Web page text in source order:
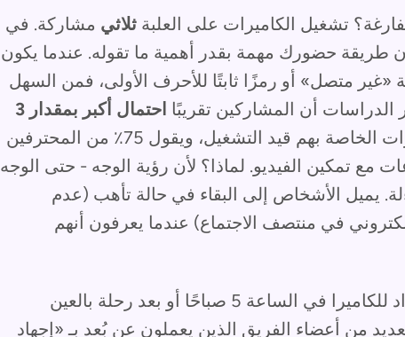
تشغيل الكاميرات على العلبة ثلاثي مشاركة. في
طريقة حضورك مهمة بقدر أهمية ما تقوله. عندما يكون
متصل» أو رمزًا ثابتًا للأحرف الأولى، فمن السهل
الدراسات أن المشاركين تقريبًا
احتمال أكبر بمقدار 3
للتحدث عندما تكون الكاميرات الخاصة بهم قيد التشغيل، ويقول 75٪ من المحترفين
مع تمكين الفيديو. لماذا؟ لأن رؤية الوجه - حتى الوجه
يميل الأشخاص إلى البقاء في حالة تأهب (عدم
في منتصف الاجتماع) عندما يعرفون أنهم
ومع ذلك، فإننا نفهم الأمر: الاستعداد للكاميرا في الساعة 5 صباحًا أو بعد رحلة بالعين
من أعضاء الفريق الذين يعملون عن بُعد بـ «إجهاد